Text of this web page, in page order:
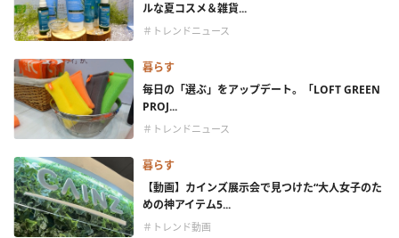
ルな夏コスメ＆雑貨...
＃トレンドニュース
暮らす
毎日の「選ぶ」をアップデート。「LOFT GREEN
PROJ...
＃トレンドニュース
暮らす
【動画】カインズ展示会で見つけた“大人女子のた
めの神アイテム5...
＃トレンド動画